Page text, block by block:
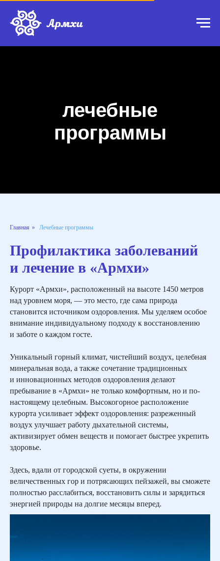
лечебные
программы
Главная » Лечебные программы
Профилактика заболеваний
и лечение в «Армхи»
Курорт «Армхи», расположенный на высоте 1450 метров
над уровнем моря, — это место, где сама природа
становится источником оздоровления. Мы уделяем особое
внимание индивидуальному подходу к восстановлению
и заботе о каждом госте.
Уникальный горный климат, чистейший воздух, целебная
минеральная вода, а также сочетание традиционных
и инновационных методов оздоровления делают
пребывание в «Армхи» не только комфортным, но и по-
настоящему целебным. Высокогорное расположение
курорта усиливает эффект оздоровления: разреженный
воздух улучшает работу дыхательной системы,
активизирует обмен веществ и помогает быстрее укрепить
здоровье.
Здесь, вдали от городской суеты, в окружении
величественных гор и потрясающих пейзажей, вы сможете
полностью расслабиться, восстановить силы и зарядиться
энергией природы на долгие месяцы вперед.